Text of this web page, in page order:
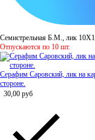
Семистрельная Б.М., лик
Отпускаются по 10 шт.
Серафим Саровский, лик на
стороне.
30,00 руб